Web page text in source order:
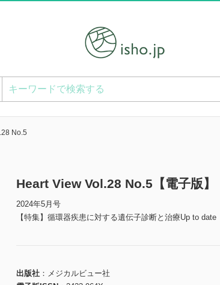
No.5
Heart View Vol.28 No.5【電子版】
2024年5月号
【特集】循環器疾患に対する遺伝子診断と治療Up to date
出版社
メジカルビュー社